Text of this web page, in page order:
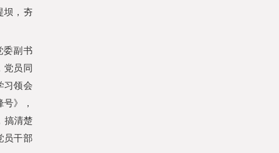
坝，夯
委副书
党员同
习领会
》，
搞清楚
员干部